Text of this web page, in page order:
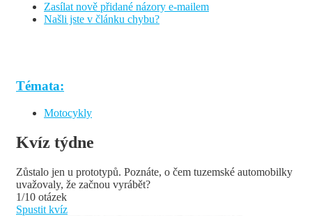
Zasílat nově přidané názory e-mailem
Našli jste v článku chybu?
Témata:
Motocykly
Kvíz týdne
Zůstalo jen u prototypů. Poznáte, o čem tuzemské automobilky
uvažovaly, že začnou vyrábět?
1/10 otázek
Spustit kvíz